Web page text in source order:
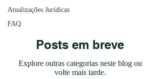
Atualizações Jurídicas
FAQ
Posts em breve
Explore outras categorias neste blog ou
volte mais tarde.